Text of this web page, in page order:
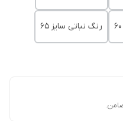
رنگ نباتی سایز 65